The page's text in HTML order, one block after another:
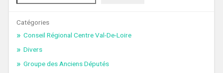
Catégories
Conseil Régional Centre Val-De-Loire
Divers
Groupe des Anciens Députés